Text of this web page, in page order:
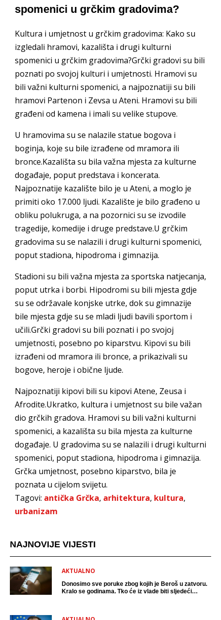
spomenici u grčkim gradovima?
Kultura i umjetnost u grčkim gradovima: Kako su
izgledali hramovi, kazališta i drugi kulturni
spomenici u grčkim gradovima?Grčki gradovi su bili
poznati po svojoj kulturi i umjetnosti. Hramovi su
bili važni kulturni spomenici, a najpoznatiji su bili
hramovi Partenon i Zevsa u Ateni. Hramovi su bili
građeni od kamena i imali su velike stupove.
U hramovima su se nalazile statue bogova i
boginja, koje su bile izrađene od mramora ili
bronce.Kazališta su bila važna mjesta za kulturne
događaje, poput predstava i koncerata.
Najpoznatije kazalište bilo je u Ateni, a moglo je
primiti oko 17.000 ljudi. Kazalište je bilo građeno u
obliku polukruga, a na pozornici su se izvodile
tragedije, komedije i druge predstave.U grčkim
gradovima su se nalazili i drugi kulturni spomenici,
poput stadiona, hipodroma i gimnazija.
Stadioni su bili važna mjesta za sportska natjecanja,
poput utrka i borbi. Hipodromi su bili mjesta gdje
su se održavale konjske utrke, dok su gimnazije
bile mjesta gdje su se mladi ljudi bavili sportom i
učili.Grčki gradovi su bili poznati i po svojoj
umjetnosti, posebno po kiparstvu. Kipovi su bili
izrađeni od mramora ili bronce, a prikazivali su
bogove, heroje i obične ljude.
Najpoznatiji kipovi bili su kipovi Atene, Zeusa i
Afrodite.Ukratko, kultura i umjetnost su bile važan
dio grčkih gradova. Hramovi su bili važni kulturni
spomenici, a kazališta su bila mjesta za kulturne
događaje. U gradovima su se nalazili i drugi kulturni
spomenici, poput stadiona, hipodroma i gimnazija.
Grčka umjetnost, posebno kiparstvo, bila je
poznata u cijelom svijetu.
Tagovi: antička Grčka, arhitektura, kultura,
urbanizam
NAJNOVIJE VIJESTI
AKTUALNO
Donosimo sve poruke zbog kojih je Beroš u zatvoru.
Kralo se godinama. Tko će iz vlade biti sljedeći